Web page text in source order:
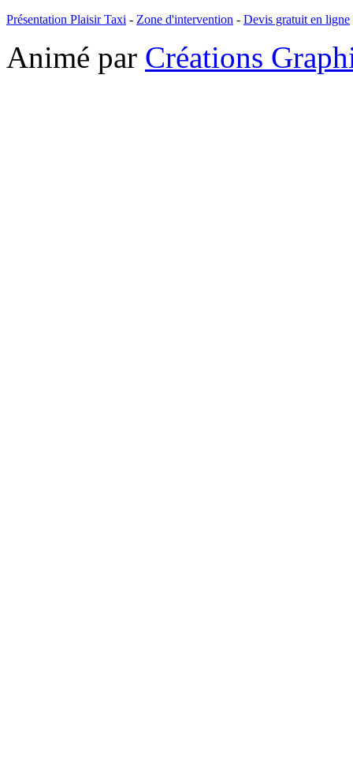
Présentation Plaisir Taxi - Zone d'intervention - Devis gratuit en ligne
Animé par Créations